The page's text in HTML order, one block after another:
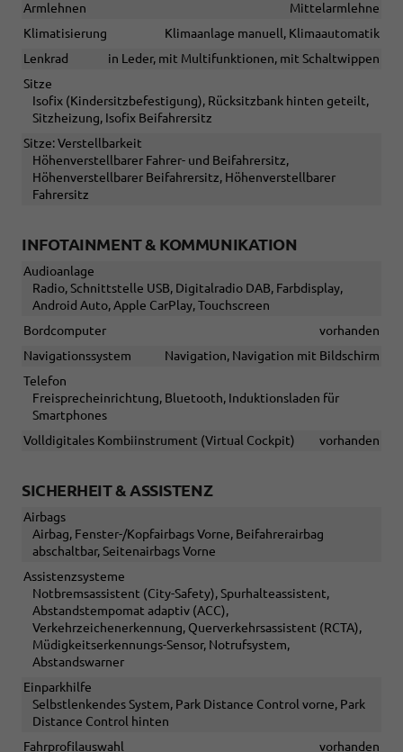
Armlehnen
Mittelarmlehne
Klimatisierung
Klimaanlage manuell, Klimaautomatik
Lenkrad
in Leder, mit Multifunktionen, mit Schaltwippen
Sitze
Isofix (Kindersitzbefestigung), Rücksitzbank hinten geteilt,
Sitzheizung, Isofix Beifahrersitz
Sitze: Verstellbarkeit
Höhenverstellbarer Fahrer- und Beifahrersitz,
Höhenverstellbarer Beifahrersitz, Höhenverstellbarer
Fahrersitz
INFOTAINMENT & KOMMUNIKATION
Audioanlage
Radio, Schnittstelle USB, Digitalradio DAB, Farbdisplay,
Android Auto, Apple CarPlay, Touchscreen
Bordcomputer
vorhanden
Navigationssystem
Navigation, Navigation mit Bildschirm
Telefon
Freisprecheinrichtung, Bluetooth, Induktionsladen für
Smartphones
Volldigitales Kombiinstrument (Virtual Cockpit)
vorhanden
SICHERHEIT & ASSISTENZ
Airbags
Airbag, Fenster-/Kopfairbags Vorne, Beifahrerairbag
abschaltbar, Seitenairbags Vorne
Assistenzsysteme
Notbremsassistent (City-Safety), Spurhalteassistent,
Abstandstempomat adaptiv (ACC),
Verkehrzeichenerkennung, Querverkehrsassistent (RCTA),
Müdigkeitserkennungs-Sensor, Notrufsystem,
Abstandswarner
Einparkhilfe
Selbstlenkendes System, Park Distance Control vorne, Park
Distance Control hinten
Fahrprofilauswahl
vorhanden